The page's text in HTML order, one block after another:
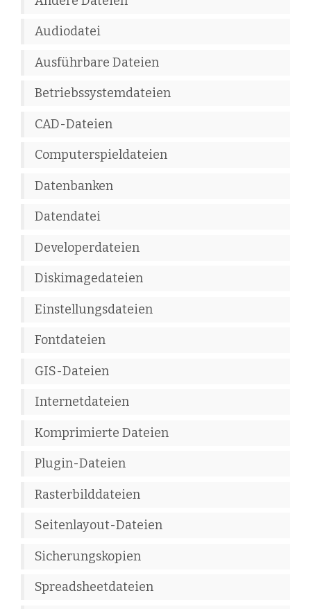
Audiodatei
Ausführbare Dateien
Betriebssystemdateien
CAD-Dateien
Computerspieldateien
Datenbanken
Datendatei
Developerdateien
Diskimagedateien
Einstellungsdateien
Fontdateien
GIS-Dateien
Internetdateien
Komprimierte Dateien
Plugin-Dateien
Rasterbilddateien
Seitenlayout-Dateien
Sicherungskopien
Spreadsheetdateien